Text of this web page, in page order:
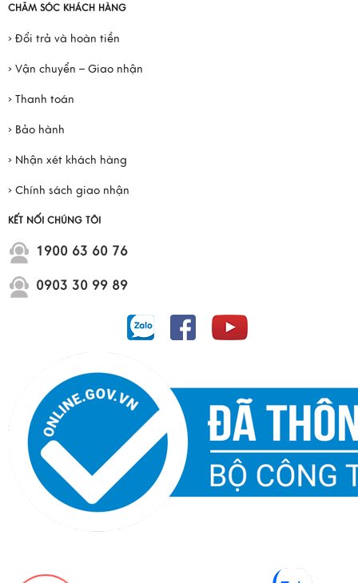
CHĂM SÓC KHÁCH HÀNG
› Đổi trả và hoàn tiền
› Vận chuyển – Giao nhận
› Thanh toán
› Bảo hành
› Nhận xét khách hàng
› Chính sách giao nhận
KẾT NỐI CHÚNG TÔI
1900 63 60 76
0903 30 99 89